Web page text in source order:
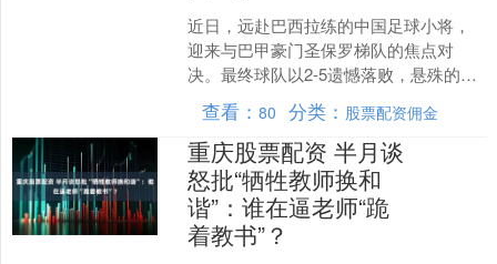
近日，远赴巴西拉练的中国足球小将，
迎来与巴甲豪门圣保罗梯队的焦点对
决。最终球队以2-5遗憾落败，悬殊的比
分背后，是肉眼可见的实力鸿沟。全程
看完比赛，五大意外观感....
查看：80 分类： 股票配资佣金
重庆股票配资 半月谈
怒批“牺牲教师换和
谐”：谁在逼老师“跪
着教书”？